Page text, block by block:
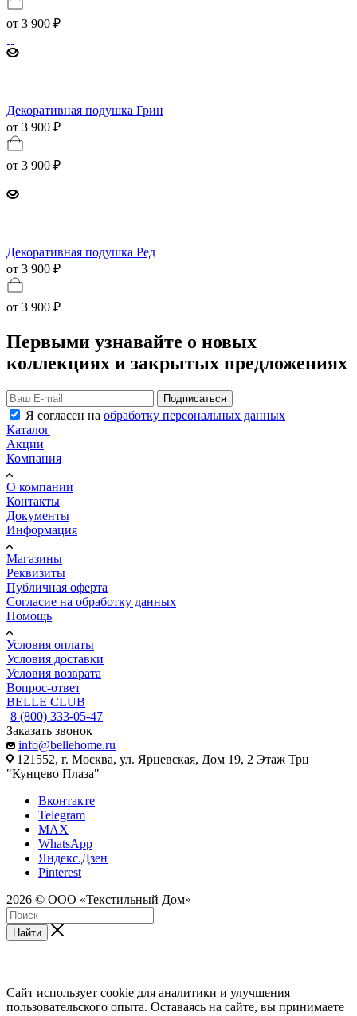
от 3 900 ₽
Декоративная подушка Грин
от 3 900 ₽
от 3 900 ₽
Декоративная подушка Ред
от 3 900 ₽
от 3 900 ₽
Первыми узнавайте о новых
коллекциях и закрытых предложениях
Подписаться
Я согласен на обработку персональных данных
Каталог
Акции
Компания
О компании
Контакты
Документы
Информация
Магазины
Реквизиты
Публичная оферта
Согласие на обработку данных
Помощь
Условия оплаты
Условия доставки
Условия возврата
Вопрос-ответ
BELLE CLUB
8 (800) 333-05-47
Заказать звонок
info@bellehome.ru
121552, г. Москва, ул. Ярцевская, Дом 19, 2 Этаж Трц
"Кунцево Плаза"
Вконтакте
Telegram
MAX
WhatsApp
Яндекс.Дзен
Pinterest
2026 © ООО «Текстильный Дом»
Найти
Сайт использует cookie для аналитики и улучшения
пользовательского опыта. Оставаясь на сайте, вы принимаете